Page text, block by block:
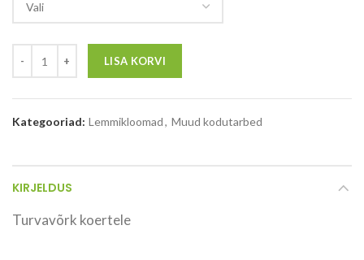
LISA KORVI
Kategooriad: Lemmikloomad, Muud kodutarbed
KIRJELDUS
Turvavõrk koertele